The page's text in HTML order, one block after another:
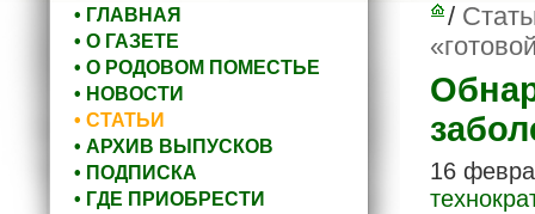
• ГЛАВНАЯ
• О ГАЗЕТЕ
• О РОДОВОМ ПОМЕСТЬЕ
• НОВОСТИ
• СТАТЬИ
• АРХИВ ВЫПУСКОВ
• ПОДПИСКА
• ГДЕ ПРИОБРЕСТИ
/
16